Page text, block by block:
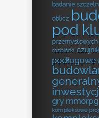
badanie
oblicz
pod
rozbiórki
podłogowe
gry
kompleksowe